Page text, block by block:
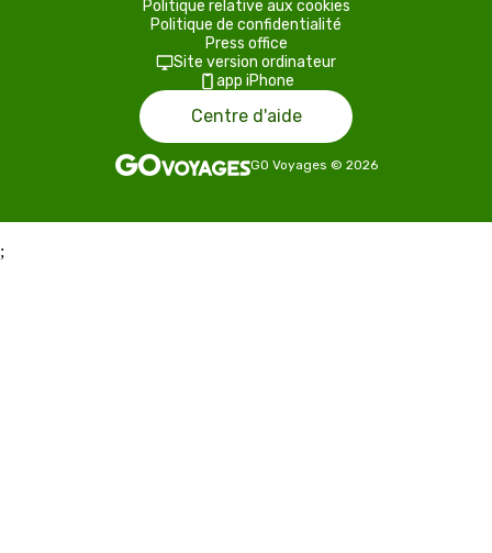
Politique relative aux cookies
Politique de confidentialité
Press office
Site version ordinateur
app iPhone
Centre d'aide
GO Voyages © 2026
;